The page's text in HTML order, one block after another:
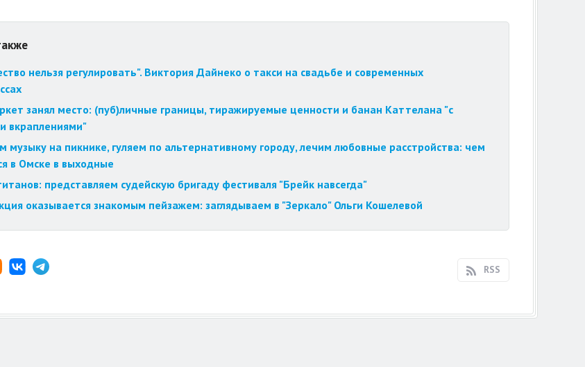
нельзя регулировать". Виктория Дайнеко о такси на свадьбе и современных
занял место: (пуб)личные границы, тиражируемые ценности и банан Каттелана "с
вкраплениями"
музыку на пикнике, гуляем по альтернативному городу, лечим любовные расстройства: чем
в Омске в выходные
представляем судейскую бригаду фестиваля "Брейк навсегда"
оказывается знакомым пейзажем: заглядываем в "Зеркало" Ольги Кошелевой
RSS